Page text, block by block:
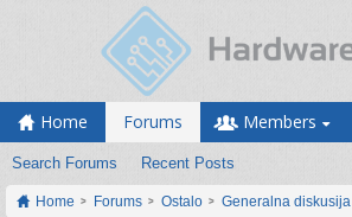
Home Forums
Search Forums Recent Posts
Members
Home Forums Ostalo Generalna diskusija